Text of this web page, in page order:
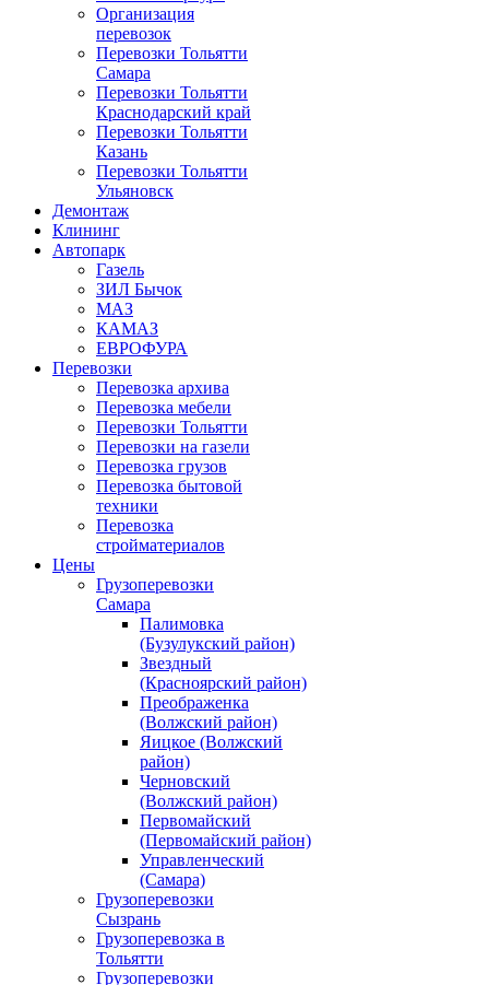
Организация
перевозок
Перевозки Тольятти
Самара
Перевозки Тольятти
Краснодарский край
Перевозки Тольятти
Казань
Перевозки Тольятти
Ульяновск
Демонтаж
Клининг
Автопарк
Газель
ЗИЛ Бычок
МАЗ
КАМАЗ
ЕВРОФУРА
Перевозки
Перевозка архива
Перевозка мебели
Перевозки Тольятти
Перевозки на газели
Перевозка грузов
Перевозка бытовой
техники
Перевозка
стройматериалов
Цены
Грузоперевозки
Самара
Палимовка
(Бузулукский район)
Звездный
(Красноярский район)
Преображенка
(Волжский район)
Яицкое (Волжский
район)
Черновский
(Волжский район)
Первомайский
(Первомайский район)
Управленческий
(Самара)
Грузоперевозки
Сызрань
Грузоперевозка в
Тольятти
Грузоперевозки